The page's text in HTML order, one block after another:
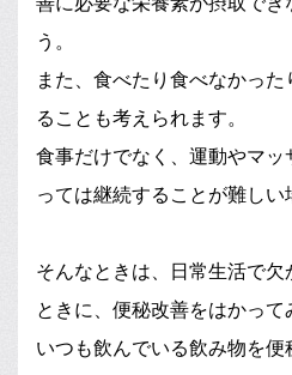
う。
また、食べたり食べなかっ
ることも考えられます。
食事だけでなく、運動やマッ
っては継続することが難しい
そんなときは、日常生活で
ときに、便秘改善をはかって
いつも飲んでいる飲み物を